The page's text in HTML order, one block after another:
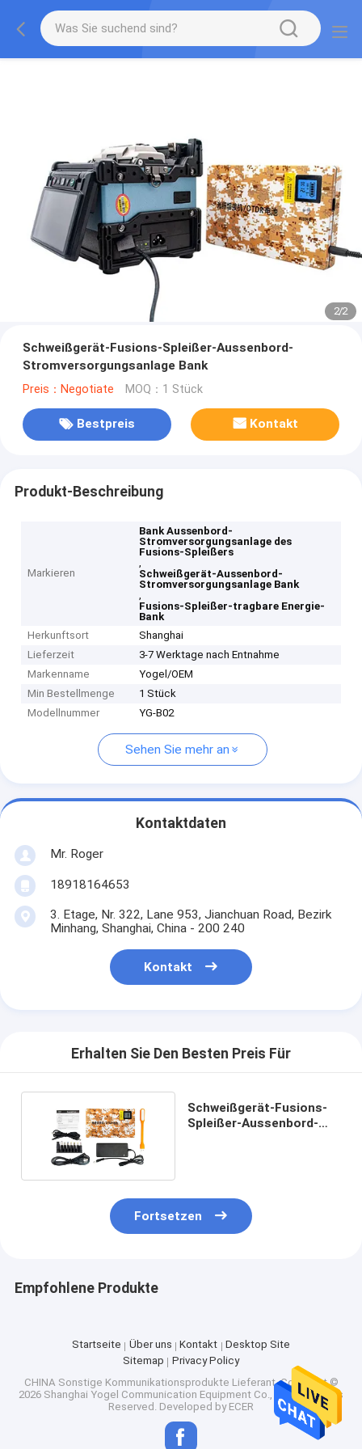
2/2
Schweißgerät-Fusions-Spleißer-Aussenbord-
Stromversorgungsanlage Bank
Preis：Negotiate MOQ：1 Stück
Bestpreis Kontakt
Produkt-Beschreibung
Markieren
Bank Aussenbord-
Stromversorgungsanlage des
Fusions-Spleißers
,
Schweißgerät-Aussenbord-
Stromversorgungsanlage Bank
,
Fusions-Spleißer-tragbare Energie-
Bank
Herkunftsort
Shanghai
Lieferzeit
3-7 Werktage nach Entnahme
Markenname
Yogel/OEM
Min Bestellmenge
1 Stück
Modellnummer
YG-B02
Sehen Sie mehr an
Kontaktdaten
Mr. Roger
18918164653
3. Etage, Nr. 322, Lane 953, Jianchuan Road, Bezirk
Minhang, Shanghai, China - 200 240
Kontakt
Erhalten Sie Den Besten Preis Für
Schweißgerät-Fusions-
Spleißer-Aussenbord-
Fortsetzen
Empfohlene Produkte
Startseite Über uns Kontakt
Desktop Site
Sitemap
Privacy Policy
CHINA Sonstige Kommunikationsprodukte Lieferant.Copyright ©
2026 Shanghai Yogel Communication Equipment Co., Ltd.. All Rights
Reserved. Developed by ECER